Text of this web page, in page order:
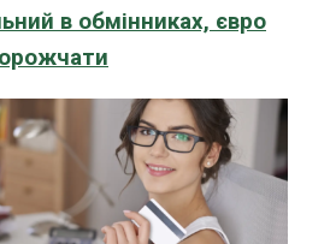
в обмінниках, євро